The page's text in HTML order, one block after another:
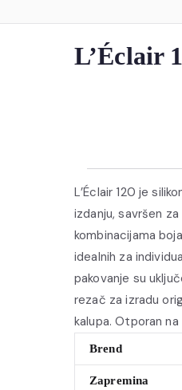
L’Éclair
L’Éclair 120 je
izdanju, savršen
kombinacijama
idealnih za
pakovanje su
rezač za izradu
kalupa. Otporan
Brend
Zapremina